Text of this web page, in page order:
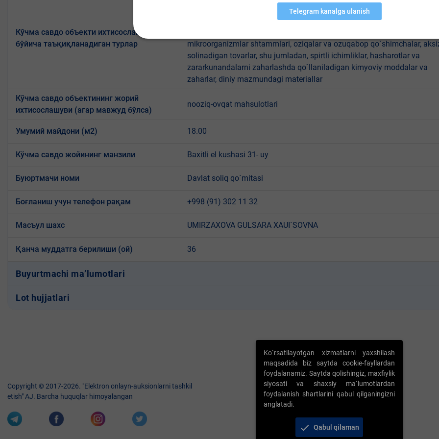
Кўчма савдо объекти ихтисослашуви
бўйича таъқиқланадиган турлар
yengil alangalanuvchi va yonuvchi suyuqliklar, bolalar oziq-ovqat
mahsulotlari, hayvonlar, termik ishlov berilmagan, kelib chiqishi
mikroorganizmlar shtammlari, oziqalar va ozuqabop qo`shimchalar,
solinadigan tovarlar, shu jumladan, spirtli ichimliklar, hasharotlar va
zararkunandalarni zaharlashda qo`llaniladigan kimyoviy moddalar va
zaharlar, diniy mazmundagi materiallar
Кўчма савдо объектининг жорий
ихтисослашуви (агар мавжуд бўлса)
nooziq-ovqat mahsulotlari
Умумий майдони (м2) 18.00
Кўчма савдо жойининг манзили Baxitli el kushasi 31- uy
Буюртмачи номи Davlat soliq qo`mitasi
Боғланиш учун телефон рақам +998 (91) 302 11 32
Масъул шахс UMIRZAXOVA GULSARA XAUI`SOVNA
Қанча муддатга берилиши (ой) 36
Buyurtmachi ma’lumotlari
Lot hujjatlari
Copyright © 2017-2026. "Elektron onlayn-auksionlarni tashkil
etish" AJ. Barcha huquqlar himoyalangan
Ko`rsatilayotgan xizmatlarni yaxshilash
maqsadida biz saytda cookie-fayllardan
foydalanamiz. Saytda qolishingiz, maxfiylik
siyosati va shaxsiy ma`lumotlardan
foydalanish shartlarini qabul qilganingizni
anglatadi.
check Qabul qilaman